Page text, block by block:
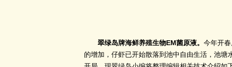
翠绿岛牌海鲜养殖生物EM菌原液。 今年开
的增加，仔虾已开始散落到池中自由生活，池